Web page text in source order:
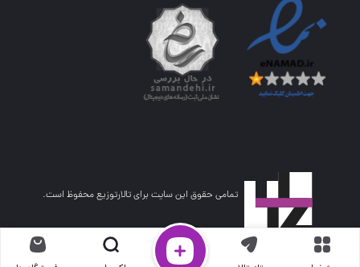
تمامی حقوق این سایت برای تالارتوزیع محفوظ است.